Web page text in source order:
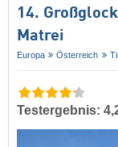
14.
Matrei
Europa Österreich
Testergebnis: